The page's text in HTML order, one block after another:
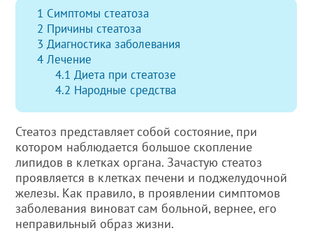
1 Симптомы стеатоза
2 Причины стеатоза
3 Диагностика заболевания
4 Лечение
4.1 Диета при стеатозе
4.2 Народные средства
Стеатоз представляет собой состояние, при
котором наблюдается большое скопление
липидов в клетках органа. Зачастую стеатоз
проявляется в клетках печени и поджелудочной
железы. Как правило, в проявлении симптомов
заболевания виноват сам больной, вернее, его
неправильный образ жизни.